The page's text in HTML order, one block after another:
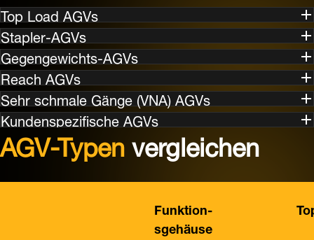
Top Load AGVs
Stapler-AGVs
Gegengewichts-AGVs
Reach AGVs
Sehr schmale Gänge (VNA) AGVs
Kundenspezifische AGVs
AGV-Typenvergleichen
Funktion-
sgehäuse